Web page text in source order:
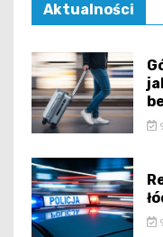
Aktualności